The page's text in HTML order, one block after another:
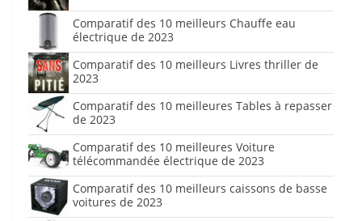
Comparatif des 10 meilleurs Chauffe eau
électrique de 2023
Comparatif des 10 meilleurs Livres thriller de
2023
Comparatif des 10 meilleures Tables à repasser
de 2023
Comparatif des 10 meilleures Voiture
télécommandée électrique de 2023
Comparatif des 10 meilleurs caissons de basse
voitures de 2023